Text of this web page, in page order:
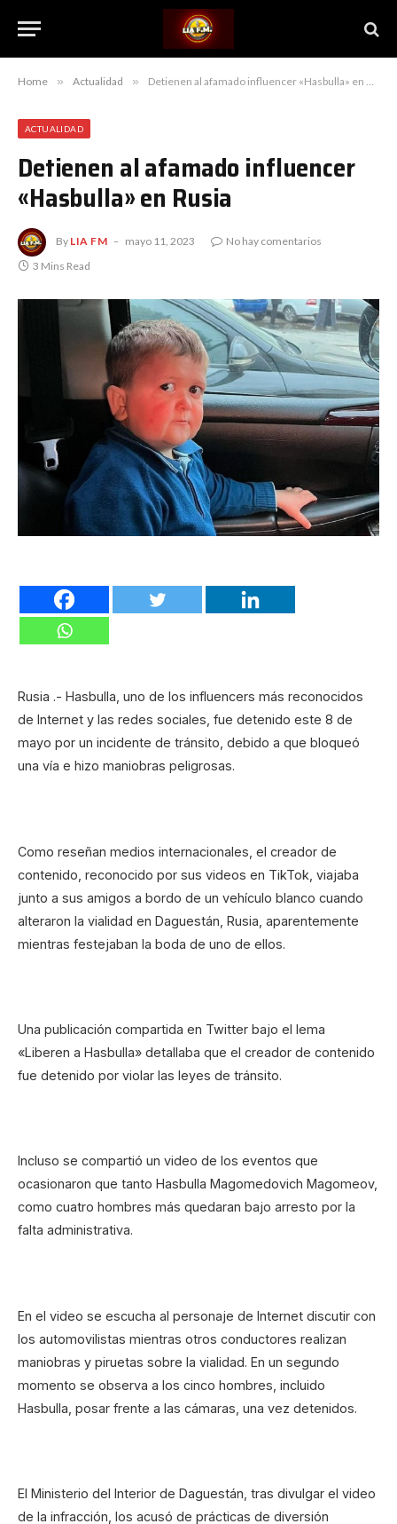
Home » Actualidad » Detienen al afamado influencer «Hasbulla» en Rusia
ACTUALIDAD
Detienen al afamado influencer
«Hasbulla» en Rusia
By LIA FM mayo 11, 2023
No hay comentarios
3 Mins Read
Rusia .- Hasbulla, uno de los influencers más reconocidos
de Internet y las redes sociales, fue detenido este 8 de
mayo por un incidente de tránsito, debido a que bloqueó
una vía e hizo maniobras peligrosas.
Como reseñan medios internacionales, el creador de
contenido, reconocido por sus videos en TikTok, viajaba
junto a sus amigos a bordo de un vehículo blanco cuando
alteraron la vialidad en Daguestán, Rusia, aparentemente
mientras festejaban la boda de uno de ellos.
Una publicación compartida en Twitter bajo el lema
«Liberen a Hasbulla» detallaba que el creador de contenido
fue detenido por violar las leyes de tránsito.
Incluso se compartió un video de los eventos que
ocasionaron que tanto Hasbulla Magomedovich Magomeov,
como cuatro hombres más quedaran bajo arresto por la
falta administrativa.
En el video se escucha al personaje de Internet discutir con
los automovilistas mientras otros conductores realizan
maniobras y piruetas sobre la vialidad. En un segundo
momento se observa a los cinco hombres, incluido
Hasbulla, posar frente a las cámaras, una vez detenidos.
El Ministerio del Interior de Daguestán, tras divulgar el video
de la infracción, los acusó de prácticas de diversión